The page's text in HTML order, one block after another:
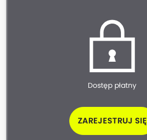
Dostęp płatny
ZAREJESTRUJ SIĘ